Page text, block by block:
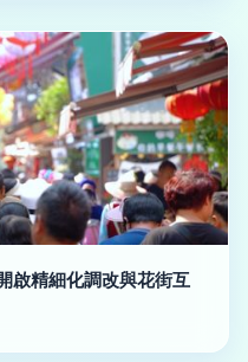
啟精細化調改與花街互